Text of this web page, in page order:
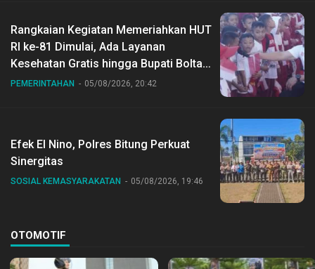
Rangkaian Kegiatan Memeriahkan HUT
RI ke-81 Dimulai, Ada Layanan
Kesehatan Gratis hingga Bupati Boltara
Dr Sirajudin Lasena Ikut Jalan Sehat
PEMERINTAHAN 05/08/2026, 20:42
Efek El Nino, Polres Bitung Perkuat
Sinergitas
SOSIAL KEMASYARAKATAN 05/08/2026, 19:46
OTOMOTIF